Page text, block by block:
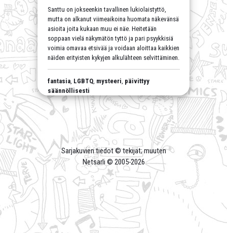
Santtu on jokseenkin tavallinen lukiolaistyttö,
mutta on alkanut viimeaikoina huomata näkevänsä
asioita joita kukaan muu ei näe. Heitetään
soppaan vielä näkymätön tyttö ja pari psyykkisiä
voimia omavaa etsivää ja voidaan aloittaa kaikkien
näiden erityisten kykyjen alkulähteen selvittäminen.
fantasia, LGBTQ, mysteeri, päivittyy
säännöllisesti
Sarjakuvien tiedot © tekijät; muuten
Netsarli © 2005-2026